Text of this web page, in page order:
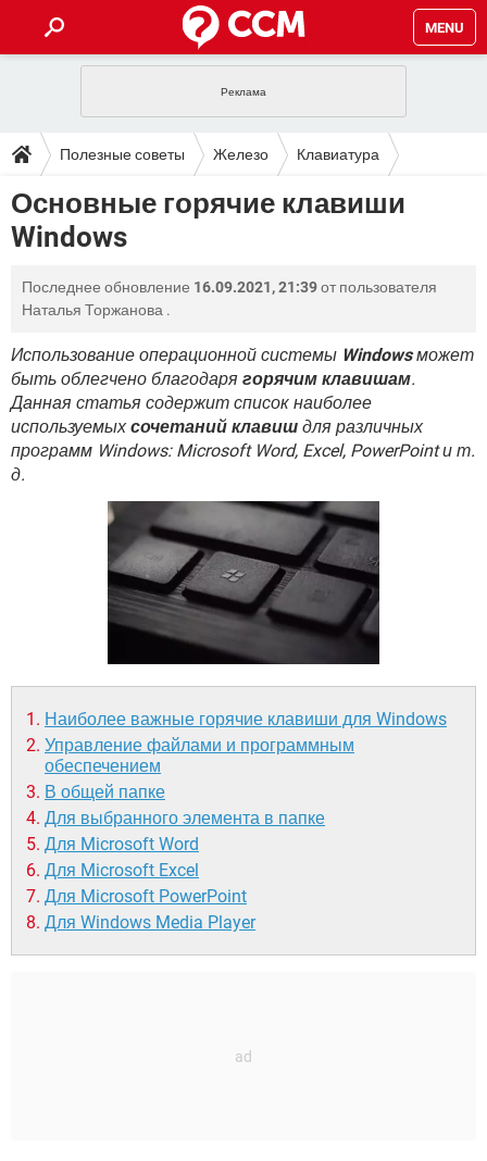
MENU
INSTAGRAM FACEBOOK
ИГРЫ WINDOWS 10
ВКОНТАКТЕ
ПОЛЕЗНЫЕ СОВЕТЫ
TIKTOK TELEGRAM
WHATSAPP INSTAGRAM
WINDOWS 10 ВКОНТАКТЕ
YANDEX
ЗАГРУЗКИ
TIKTOK
FACEBOOK
WINDOWS 10
ВИДЕО GOOGLE
YANDEX
ФОРУМ
TIKTOK TELEGRAM
FACEBOOK ИГРЫ
WINDOWS 10 ВКОНТАКТЕ
YANDEX
ЭНЦИКЛОПЕДИЯ
TIKTOK
WHATSAPP INSTAGRAM
FACEBOOK ИГРЫ
WINDOWS 10 ВКОНТАКТЕ
Полезные советы Железо Клавиатура
Основные горячие клавиши
Windows
Последнее обновление 16.09.2021, 21:39от пользователя
Наталья Торжанова .
Использование операционной системы Windowsможет
быть облегчено благодаря горячим клавишам.
Данная статья содержит список наиболее
используемыхсочетаний клавиш для различных
программ Windows: Microsoft Word, Excel, PowerPoint и т.
д.
Наиболее важные горячие клавиши для Windows
Управление файлами и программным
обеспечением
В общей папке
Для выбранного элемента в папке
Для Microsoft Word
Для Microsoft Excel
Для Microsoft PowerPoint
Для Windows Media Player